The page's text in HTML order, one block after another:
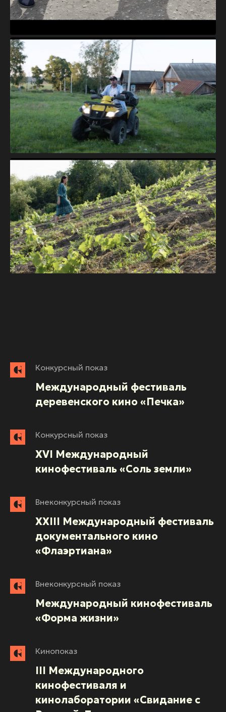
Конкурсный показ
Международный фестиваль
деревенского кино «Печка»
Конкурсный показ
XVI Международный
кинофестиваль «Соль земли»
Внеконкурсный показ
XXIII Международный фестиваль
документального кино
«Флаэртиана»
Внеконкурсный показ
Международный кинофестиваль
«Форма жизни»
Кинопоказ
III Международного
кинофестиваля и
кинолаборатории «Свидание с